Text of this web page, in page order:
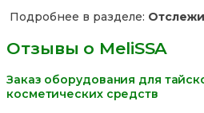
Подробнее в разделе:
Отзывы о MeliSSA
Заказ оборудования для
косметических средств